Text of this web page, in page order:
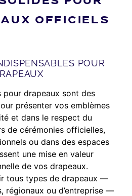
OFFICIELS
POUR
pour drapeaux sont des
présenter vos emblèmes
et dans le respect du
de cérémonies officielles,
ou dans des espaces
une mise en valeur
de vos drapeaux.
tous types de drapeaux —
régionaux ou d’entreprise —